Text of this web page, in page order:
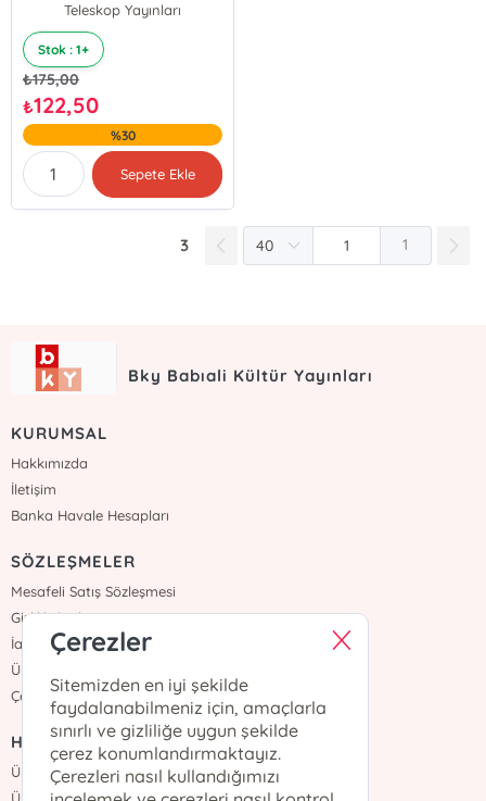
Teleskop Yayınları
Stok : 1+
₺175,00
₺122,50
%30
Sepete Ekle
3 1
Bky Babıali Kültür Yayınları
KURUMSAL
Hakkımızda
İletişim
Banka Havale Hesapları
SÖZLEŞMELER
Mesafeli Satış Sözleşmesi
Gizlilik Sözleşmesi
İade ve Teslimat
Üyelik Sözleşmesi
Çerez Politikası
HIZLI ERİŞİM
Üye Ol
Üye Girişi
Çerezler
Sitemizden en iyi şekilde
faydalanabilmeniz için, amaçlarla
sınırlı ve gizliliğe uygun şekilde
çerez konumlandırmaktayız.
Çerezleri nasıl kullandığımızı